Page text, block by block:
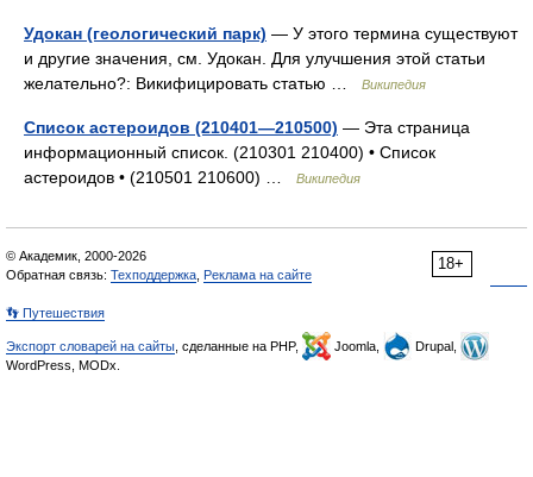
Удокан (геологический парк) — У этого термина существуют
и другие значения, см. Удокан. Для улучшения этой статьи
желательно?: Викифицировать статью …
Википедия
Список астероидов (210401—210500) — Эта страница
информационный список. (210301 210400) • Список
астероидов • (210501 210600) …
Википедия
18+
© Академик, 2000-2026
Обратная связь: Техподдержка Реклама на сайте
👣 Путешествия
Экспорт словарей на сайты , сделанные на PHP, Joomla,
Drupal,
WordPress, MODx.